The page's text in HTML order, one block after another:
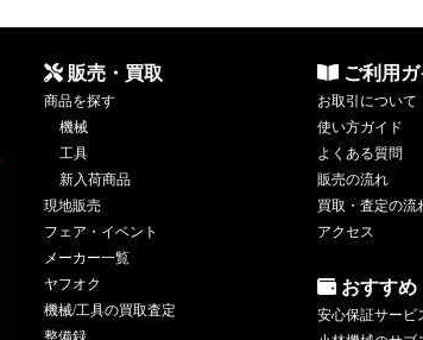
販売・買取
商品を探す
機械
工具
新入荷商品
現地販売
フェア・イベント
メーカー一覧
ヤフオク
機械/工具の買取査定
整備録
ご利用ガ
お取引について
使い方ガイド
よくある質問
販売の流れ
買取・査定の流
アクセス
おすすめ
安心保証サービ